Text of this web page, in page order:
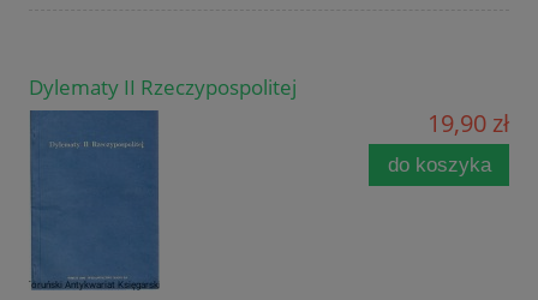
Dylematy II Rzeczypospolitej
19,90 zł
do koszyka